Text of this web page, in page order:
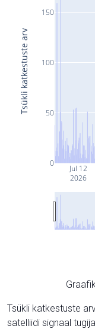
Jul 12
2026
0
50
100
150
Tsükli katkestuste arv
Tsükli katkestuste
satelliidi signaal